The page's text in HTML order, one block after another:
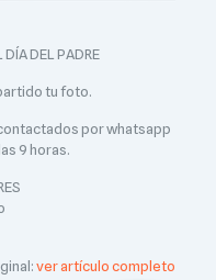
DEL PADRE
tu foto.
por whatsapp
9 horas.
ver artículo completo